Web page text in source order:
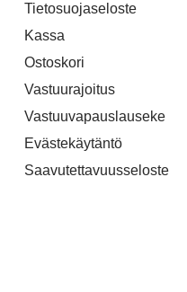
Tietosuojaseloste
Kassa
Ostoskori
Vastuurajoitus
Vastuuvapauslauseke
Evästekäytäntö
Saavutettavuusseloste